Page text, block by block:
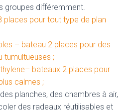
groupes différemment.
places pour tout type de plan
– bateau 2 places pour des
tumultueuses ;
bateaux 2 places pour
calmes ;
planches, des chambres à air,
des radeaux réutilisables et